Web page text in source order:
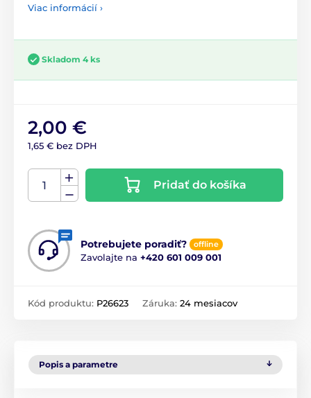
Viac informácií ›
Skladom 4 ks
2,00 €
1,65 € bez DPH
Pridať do košíka
Potrebujete poradiť? offline
Zavolajte na +420 601 009 001
Kód produktu: P26623 Záruka: 24 mesiacov
Popis a parametre